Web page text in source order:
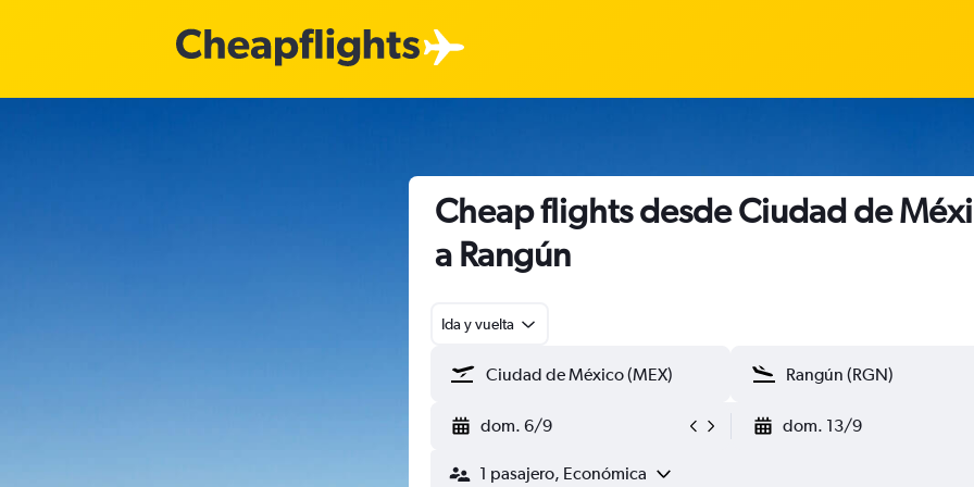
Cheap flights desde Ciudad de
a Rangún
Ida y vuelta
dom. 6/9 dom. 13/9
1 pasajero, Económica